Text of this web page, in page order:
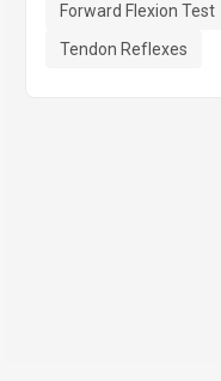
Forward Flexion Test
Tendon Reflexes